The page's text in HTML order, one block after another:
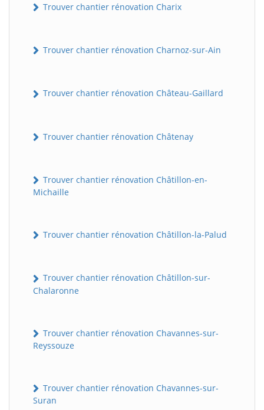
Trouver chantier rénovation Charix
Trouver chantier rénovation Charnoz-sur-Ain
Trouver chantier rénovation Château-Gaillard
Trouver chantier rénovation Châtenay
Trouver chantier rénovation Châtillon-en-
Michaille
Trouver chantier rénovation Châtillon-la-Palud
Trouver chantier rénovation Châtillon-sur-
Chalaronne
Trouver chantier rénovation Chavannes-sur-
Reyssouze
Trouver chantier rénovation Chavannes-sur-
Suran